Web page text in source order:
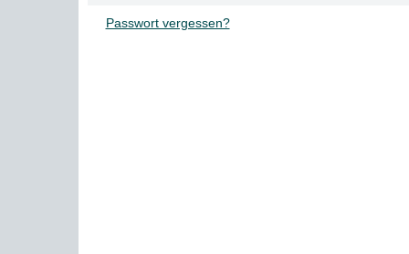
Passwort vergessen?